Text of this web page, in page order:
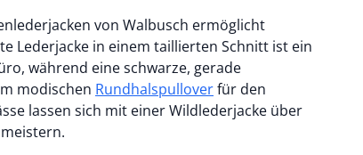
von Walbusch ermöglicht
Lederjacke in einem taillierten Schnitt ist ein
während eine schwarze, gerade
modischen Rundhalspulloverfür den
lassen sich mit einer Wildlederjacke über